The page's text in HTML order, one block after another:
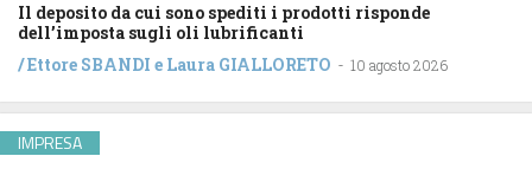
Il deposito da cui sono spediti i prodotti risponde
dell’imposta sugli oli lubrificanti
/Ettore SBANDI e Laura GIALLORETO - 10 agosto 2026
IMPRESA